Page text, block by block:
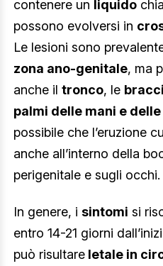
contenere un liquido
possono evolversi in
Le lesioni sono
zona ano-genitale, ma
anche il tronco, le
palmi delle mani e
possibile che l’eruzione
anche all’interno della
perigenitale e sugli occhi.
In genere, i sintomi si
entro 14-21 giorni
può risultare letale in